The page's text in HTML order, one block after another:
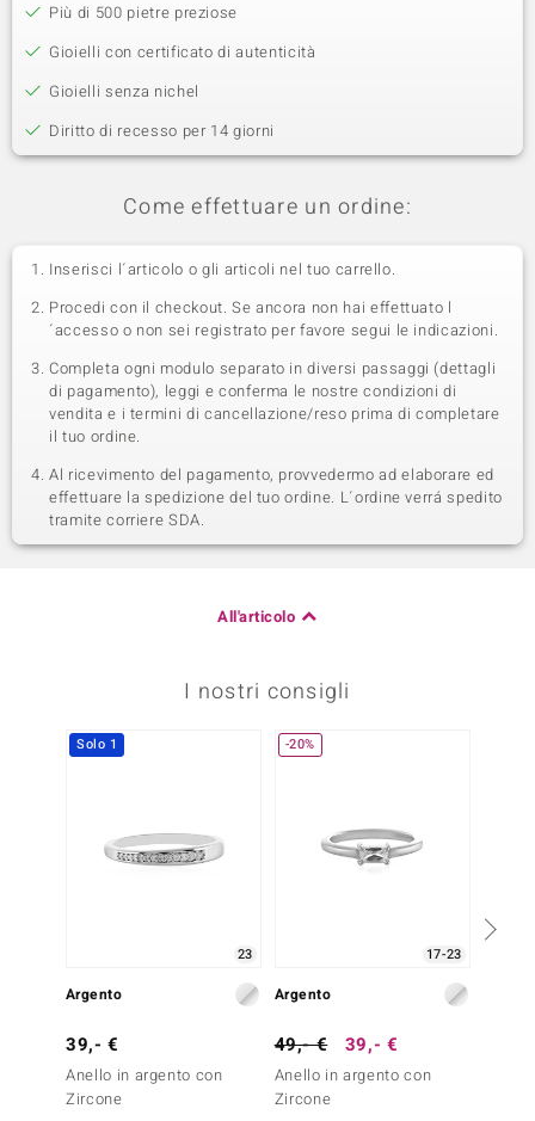
Più di 500 pietre preziose
Gioielli con certificato di autenticità
Gioielli senza nichel
Diritto di recesso per 14 giorni
Come effettuare un ordine:
Inserisci l´articolo o gli articoli nel tuo carrello.
Procedi con il checkout. Se ancora non hai effettuato l
´accesso o non sei registrato per favore segui le indicazioni.
Completa ogni modulo separato in diversi passaggi (dettagli
di pagamento), leggi e conferma le nostre condizioni di
vendita e i termini di cancellazione/reso prima di completare
il tuo ordine.
Al ricevimento del pagamento, provvedermo ad elaborare ed
effettuare la spedizione del tuo ordine. L´ordine verrá spedito
tramite corriere SDA.
All'articolo
I nostri consigli
Solo 1
23
Argento
39,- €
Anello in argento con
Zircone
-20%
17-23
Argento
49,- € 39,- €
Anello in argento con
Zircone